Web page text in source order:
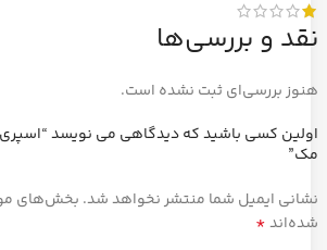
نقد و بررسی‌ها
هنوز بررسی‌ای ثبت نشده است.
مک”
نشانی ایمیل شما منتشر نخواهد شد. بخش‌های
شده‌اند*